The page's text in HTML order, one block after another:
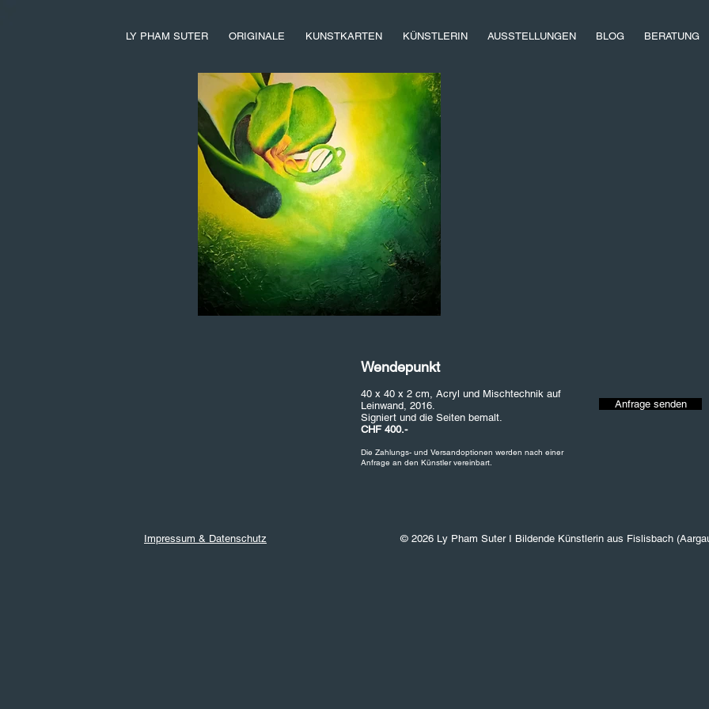
LY PHAM SUTER ORIGINALE KUNSTKARTEN KÜNSTLERIN AUSSTELLUNGEN BLOG BERATUNG
Wendepunkt
40 x 40 x 2 cm, Acryl und Mischtechnik auf
Leinwand, 2016.
Signiert und die Seiten bemalt.
CHF 400.-
Die Zahlungs- und Versandoptionen werden nach einer
Anfrage an den Künstler vereinbart.
Anfrage senden
Impressum & Datenschutz © 2026 Ly Pham Suter I Bildende Künstlerin aus Fislisbach